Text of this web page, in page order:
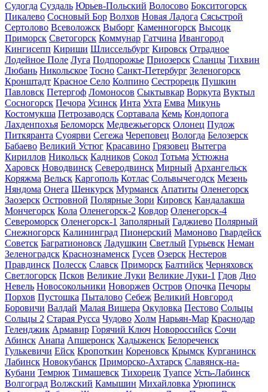
Судогда Суздаль Юрьев-Польский Волосово Бокситогорск
Пикалево Сосновый Бор Волхов Новая Ладога Сясьстрой
Сертолово Всеволожск Выборг Каменногорск Высоцк
Приморск Светогорск Коммунар Гатчина Ивангород
Кингисепп Кириши Шлиссельбург Кировск Отрадное
Лодейное Поле Луга Подпорожье Приозерск Сланцы Тихвин
Любань Никольское Тосно Санкт-Петербург Зеленогорск
Кронштадт Красное Село Колпино Сестрорецк Пушкин
Павловск Петергоф Ломоносов Сыктывкар Воркута Вуктыл
Сосногорск Печора Усинск Инта Ухта Емва Микунь
Костомукша Петрозаводск Сортавала Кемь Кондопога
Лахденпохья Беломорск Медвежьегорск Олонец Пудож
Питкяранта Суоярви Сегежа Череповец Вологда Белозерск
Бабаево Великий Устюг Красавино Грязовец Вытегра
Кириллов Никольск Кадников Сокол Тотьма Устюжна
Харовск Новодвинск Северодвинск Мирный Архангельск
Коряжма Вельск Каргополь Котлас Сольвычегодск Мезень
Няндома Онега Шенкурск Мурманск Апатиты Оленегорск
Заозерск Островной Полярные Зори Кировск Кандалакша
Мончегорск Кола Оленегорск-2 Ковдор Оленегорск-4
Североморск Оленегорск-1 Заполярный Гаджиево Полярный
Снежногорск Калининград Пионерский Мамоново Гвардейск
Советск Багратионовск Ладушкин Светлый Гурьевск Неман
Зеленоградск Краснознаменск Гусев Озерск Нестеров
Правдинск Полесск Славск Приморск Балтийск Черняховск
Светлогорск Псков Великие Луки Великие Луки-1 Гдов Дно
Невель Новосокольники Новоржев Остров Опочка Печоры
Порхов Пустошка Пыталово Себеж Великий Новгород
Боровичи Валдай Малая Вишера Окуловка Пестово Сольцы
Сольцы 2 Старая Русса Чудово Холм Нарьян-Мар Краснодар
Геленджик Армавир Горячий Ключ Новороссийск Сочи
Абинск Анапа Апшеронск Хадыженск Белореченск
Гулькевичи Ейск Кропоткин Кореновск Крымск Курганинск
Лабинск Новокубанск Приморско-Ахтарск Славянск-на-
Кубани Темрюк Тимашевск Тихорецк Туапсе Усть-Лабинск
Волгоград Волжский Камышин Михайловка Урюпинск